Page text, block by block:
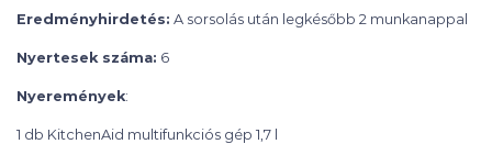
Eredményhirdetés: A sorsolás után legkésőbb 2 munkanappal
Nyertesek száma: 6
Nyeremények:
1 db KitchenAid multifunkciós gép 1,7 l